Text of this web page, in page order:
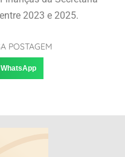
2023 e 2025.
POSTAGEM
WhatsApp